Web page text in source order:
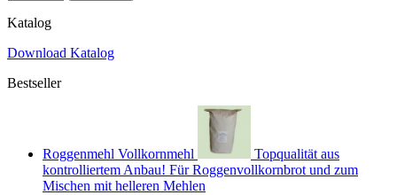
Katalog
Download Katalog
Bestseller
Roggenmehl Vollkornmehl
Topqualität aus
kontrolliertem Anbau! Für Roggenvollkornbrot und zum
Mischen mit helleren Mehlen